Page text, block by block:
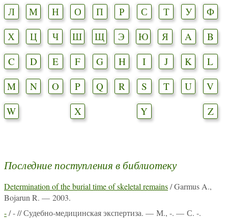
Л
М Н О П Р С Т У
Ф
Х
Ц Ч Ш Щ Э Ю Я A
B
C
D E F G H I J K
L
M
N O P Q R S T U
V
W
X Y Z
Последние поступления в библиотеку
Determination of the burial time of skeletal remains/ Garmus A.,
Bojarun R. — 2003.
-/ - // Судебно-медицинская экспертиза. — М., -. — С. -.